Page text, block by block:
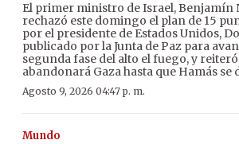
El primer ministro de Israel, Benjamín
rechazó este domingo el plan de 15
por el presidente de Estados Unidos,
publicado por la Junta de Paz para
segunda fase del alto el fuego, y
abandonará Gaza hasta que Hamás se
Agosto 9, 2026 04:47 p. m.
Mundo